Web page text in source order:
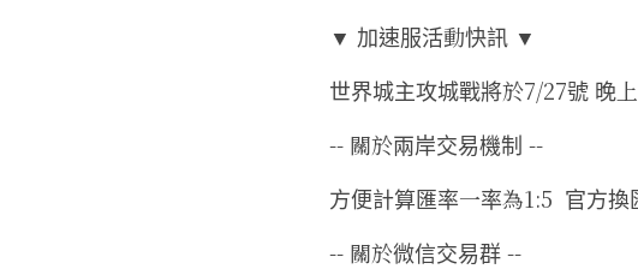
▼ 加速服活動快訊 ▼
世界城主攻城戰將於7/27號 晚
-- 關於兩岸交易機制 --
方便計算匯率一率為1:5  官方
-- 關於微信交易群 --